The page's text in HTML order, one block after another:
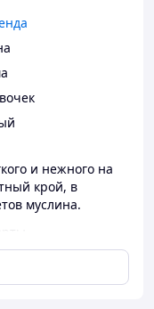
и нежного на
крой, в
муслина.
(100% хлопок).
комфортная